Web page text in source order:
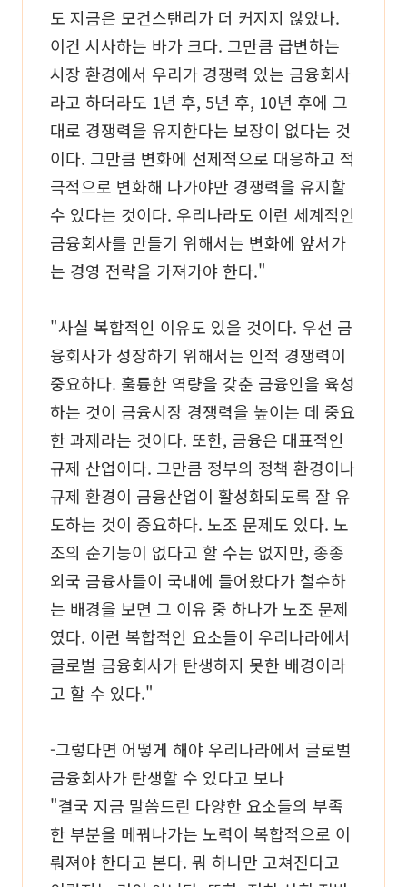
도 지금은 모건스탠리가 더 커지지 않았나.
이건 시사하는 바가 크다. 그만큼 급변하는
시장 환경에서 우리가 경쟁력 있는 금융회사
라고 하더라도 1년 후, 5년 후, 10년 후에 그
대로 경쟁력을 유지한다는 보장이 없다는 것
이다. 그만큼 변화에 선제적으로 대응하고 적
극적으로 변화해 나가야만 경쟁력을 유지할
수 있다는 것이다. 우리나라도 이런 세계적인
금융회사를 만들기 위해서는 변화에 앞서가
는 경영 전략을 가져가야 한다."
"사실 복합적인 이유도 있을 것이다. 우선 금
융회사가 성장하기 위해서는 인적 경쟁력이
중요하다. 훌륭한 역량을 갖춘 금융인을 육성
하는 것이 금융시장 경쟁력을 높이는 데 중요
한 과제라는 것이다. 또한, 금융은 대표적인
규제 산업이다. 그만큼 정부의 정책 환경이나
규제 환경이 금융산업이 활성화되도록 잘 유
도하는 것이 중요하다. 노조 문제도 있다. 노
조의 순기능이 없다고 할 수는 없지만, 종종
외국 금융사들이 국내에 들어왔다가 철수하
는 배경을 보면 그 이유 중 하나가 노조 문제
였다. 이런 복합적인 요소들이 우리나라에서
글로벌 금융회사가 탄생하지 못한 배경이라
고 할 수 있다."
-그렇다면 어떻게 해야 우리나라에서 글로벌
금융회사가 탄생할 수 있다고 보나
"결국 지금 말씀드린 다양한 요소들의 부족
한 부분을 메꿔나가는 노력이 복합적으로 이
뤄져야 한다고 본다. 뭐 하나만 고쳐진다고